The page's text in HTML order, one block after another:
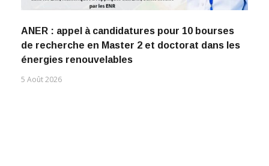
ANER : appel à candidatures pour 10 bourses
de recherche en Master 2 et doctorat dans les
énergies renouvelables
5 Août 2026